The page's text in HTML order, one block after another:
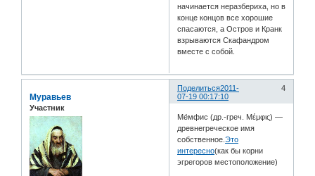
начинается неразбериха, но в
конце концов все хорошие
спасаются, а Остров и Кранк
взрываются Скафандром
вместе с собой.
Поделиться 4
2011-
07-19 00:17:10
Муравьев
Участник
Ме́мфис (др.-греч. Μέμφις) —
древнегреческое имя
собственное.Это
интересно(как бы корни
эгрегоров местоположение)